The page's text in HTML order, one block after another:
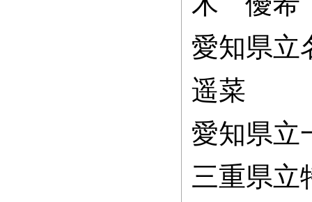
愛知県
遥菜
愛知県
三重県